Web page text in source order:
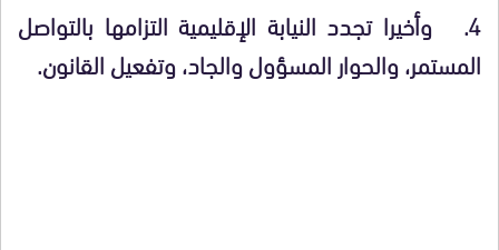
4.
وأخيرا تجدد النيابة الإقليمية التزامها بالتواصل
المستمر،والحوار المسؤول والجاد،وتفعيل القانون.